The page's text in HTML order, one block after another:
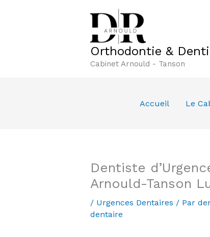
Orthodontie &
Cabinet Arnould - Tanson
Accueil Le
Dentiste
Arnould-Tanson
/ Urgences Dentaires / Par
dentaire